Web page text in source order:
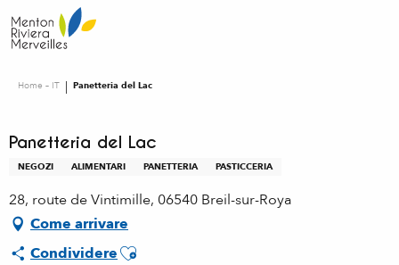
au
contenu
Home – IT Panetteria del Lac
Panetteria del Lac
NEGOZI ALIMENTARI PANETTERIA PASTICCERIA
28, route de Vintimille, 06540 Breil-sur-Roya
Come arrivare
CondividereAjouter aux favoris